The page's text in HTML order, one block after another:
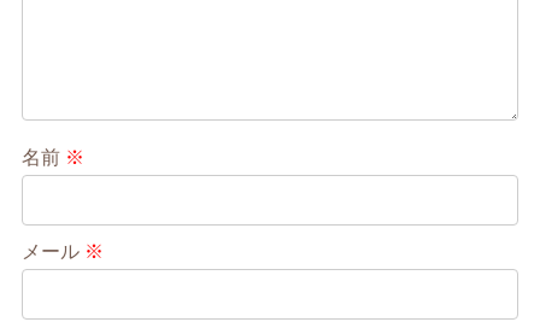
名前 ※
メール ※